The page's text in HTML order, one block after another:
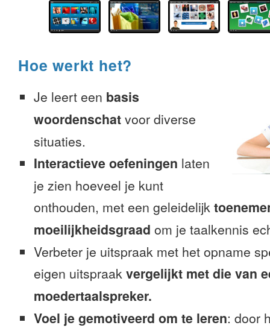
Hoe werkt het?
Je leert een basis
woordenschat voor diverse
situaties.
Interactieve oefeningen laten
je zien hoeveel je kunt
onthouden, met een geleidelijk
moeilijkheidsgraad om je taalkennis
Verbeter je uitspraak met het opname
eigen uitspraak vergelijkt met die van
moedertaalspreker.
Voel je gemotiveerd om te leren: door